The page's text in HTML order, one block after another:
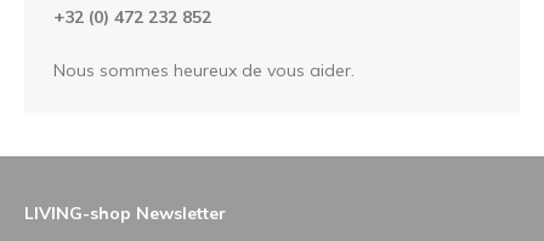
+32 (0) 472 232 852
Nous sommes heureux de vous aider.
LIVING-shop Newsletter